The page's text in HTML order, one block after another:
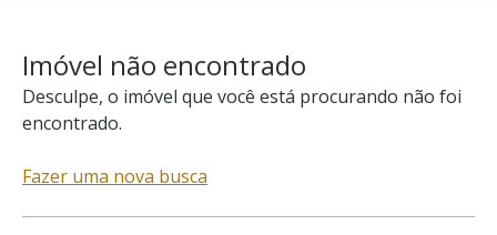
Imóvel não encontrado
Desculpe, o imóvel que você está procurando não foi
encontrado.
Fazer uma nova busca